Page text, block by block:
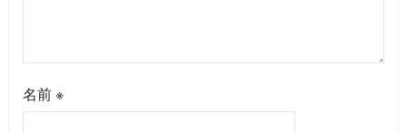
名前 ※